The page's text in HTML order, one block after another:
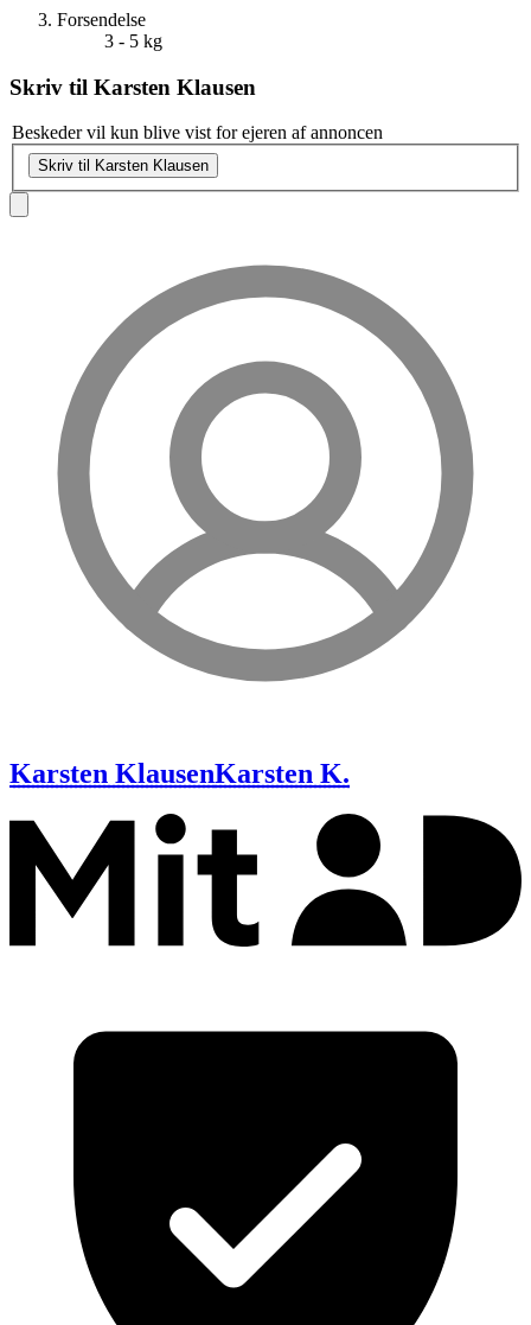
Forsendelse
3 - 5 kg
Skriv til Karsten Klausen
Beskeder vil kun blive vist for ejeren af annoncen
Skriv til Karsten Klausen
Karsten KlausenKarsten K.